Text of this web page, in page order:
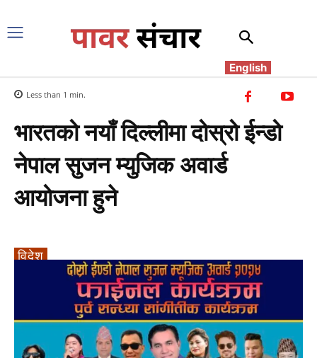
English
Less than 1 min.
भारतको नयाँ दिल्लीमा दोस्रो ईन्डो
नेपाल सुजन म्युजिक अवार्ड
आयोजना हुने
विदेश